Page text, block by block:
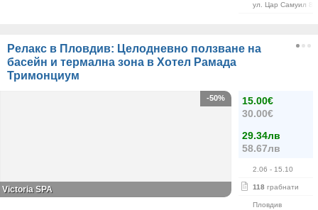
ул. Цар Самуил 84
Релакс в Пловдив: Целодневно ползване на
басейн и термална зона в Хотел Рамада
Тримонциум
15.00€
30.00€
29.34лв
58.67лв
2.06 - 15.10
118 грабнати
Пловдив
-50%
Victoria SPA